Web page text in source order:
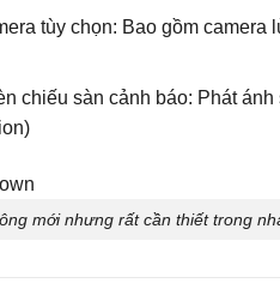
tùy chọn: Bao gồm camera
chiếu sàn cảnh báo: Phát ánh
mới nhưng rất cần thiết trong